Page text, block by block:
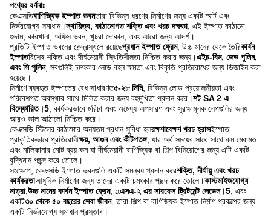
পণ্যের বর্ণনাঃ
কেএক্সডিবাণিজ্যিক ইস্পাত ভবনতারা বিভিন্ন ধরণের নির্মাণের জন্য একটি স্মার্ট এবং
নির্ভরযোগ্য সমাধান।স্থায়িত্ব, কাঠামোগত শক্তি এবং খরচ দক্ষতা, এই ইস্পাত কাঠামো
গুদাম, কারখানা, অফিস ভবন, খুচরা দোকান, এবং আরো জন্য আদর্শ।
প্রতিটি ইস্পাত ভবনের কেন্দ্রস্থলে রয়েছেপ্রধান ইস্পাত ফ্রেম, উচ্চ মানের থেকে তৈরিকার্বন
ইস্পাতবিশেষ শক্তি এবং দীর্ঘমেয়াদী স্থিতিশীলতা নিশ্চিত করার জন্য।এইচ-বিম, জেড পুলিন,
এবং সি পুলিন, সবগুলিই চমৎকার লোড বহন ক্ষমতা এবং বিকৃতি প্রতিরোধের জন্য ডিজাইন করা
হয়েছে।
নির্মাণে ব্যবহৃত ইস্পাতের বেধ সাধারণত৫-২৮ মিমি, বিভিন্ন লোড প্রয়োজনীয়তা এবং
পরিবেশগত অবস্থার সাথে মিলিত করার জন্য বহুমুখিতা প্রদান করে।শট SA 2 এ
বিস্ফোরিত।5 , কার্যকরভাবে মরিচা এবং অমেধ্য অপসারণ এবং সুরক্ষামূলক লেপগুলির জন্য
আরও ভাল আঠালো নিশ্চিত করে।
কেএক্সডি স্টিলের কাঠামোর অন্যতম প্রধান সুবিধা হলরক্ষণাবেক্ষণ খরচ হ্রাসইস্পাত
প্রাকৃতিকভাবে প্রতিরোধীক্ষয়, আগুন এবং কীটপতঙ্গ, যার অর্থ সময়ের সাথে সাথে কম মেরামত
এবং মালিকানার মোট ব্যয় কম যা দীর্ঘমেয়াদী বাণিজ্যিক বা শিল্প বিনিয়োগের জন্য এটি একটি
বুদ্ধিমান পছন্দ করে তোলে।
সংক্ষেপে, কেএক্সডি ইস্পাত ভবনগুলি একটি সমন্বয় প্রদান করেশক্তি, দীর্ঘায়ু এবং খরচ
কার্যকরতাআধুনিক নির্মাণের জন্য তাদের একটি চমৎকার পছন্দ করে তোলে।কাস্টমাইজযোগ্য
মাত্রা,উচ্চ মানের কার্বন ইস্পাত ফ্রেম, aএসএ-২ এর সারফেস ট্রিটমেন্ট লেভেল।5 , এবং
একটি৩০ থেকে ৫০ বছরের সেবা জীবন, তারা শিল্প বা বাণিজ্যিক ইস্পাত নির্মাণ প্রকল্পের জন্য
একটি নির্ভরযোগ্য সমাধান প্রস্তাব।